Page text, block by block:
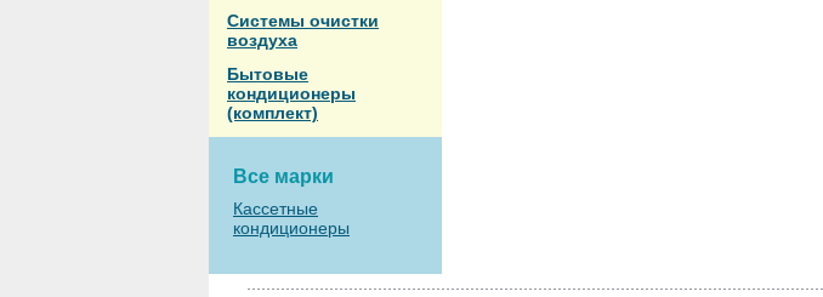
Системы очистки
воздуха
Бытовые
кондиционеры
(комплект)
Все марки
Кассетные
кондиционеры